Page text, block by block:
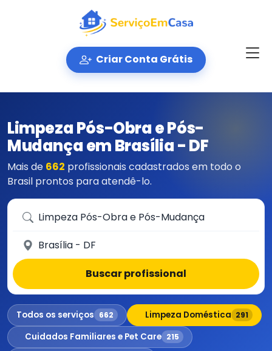
Criar Conta Grátis
Limpeza Pós-Obra e Pós-
Mudança em Brasília - DF
Mais de 662 profissionais cadastrados em todo o
Brasil prontos para atendê-lo.
Que serviço você precisa?
Em qual cidade?
Buscar profissional
Todos os serviços 662 Limpeza Doméstica 291
Cuidados Familiares e Pet Care 215